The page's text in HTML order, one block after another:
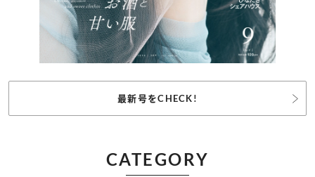
最新号をCHECK!
CATEGORY